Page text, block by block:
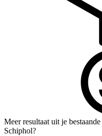
Meer resultaat uit je
Schiphol?